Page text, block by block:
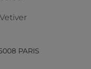
Vetiver
PARIS